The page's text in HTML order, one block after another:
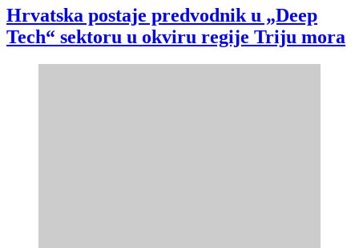
Hrvatska postaje predvodnik u „Deep
Tech“ sektoru u okviru regije Triju mora